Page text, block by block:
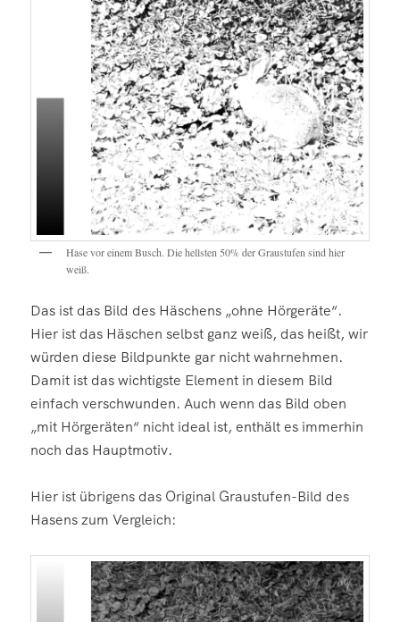
Hase vor einem Busch. Die hellsten 50% der Graustufen sind hier
weiß.
Das ist das Bild des Häschens „ohne Hörgeräte“.
Hier ist das Häschen selbst ganz weiß, das heißt, wir
würden diese Bildpunkte gar nicht wahrnehmen.
Damit ist das wichtigste Element in diesem Bild
einfach verschwunden. Auch wenn das Bild oben
„mit Hörgeräten“ nicht ideal ist, enthält es immerhin
noch das Hauptmotiv.
Hier ist übrigens das Original Graustufen-Bild des
Hasens zum Vergleich: